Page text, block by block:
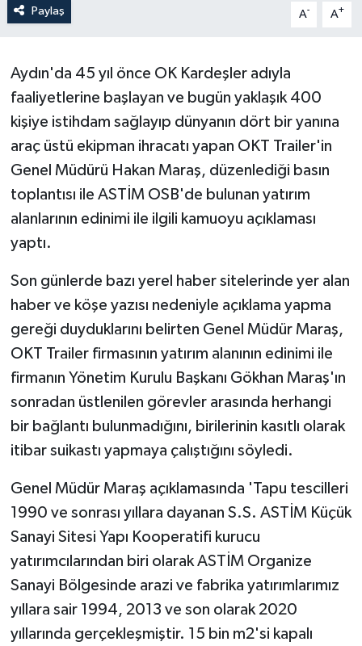
Paylaş A- A+
Aydın'da 45 yıl önce OK Kardeşler adıyla
faaliyetlerine başlayan ve bugün yaklaşık 400
kişiye istihdam sağlayıp dünyanın dört bir yanına
araç üstü ekipman ihracatı yapan OKT Trailer'in
Genel Müdürü Hakan Maraş, düzenlediği basın
toplantısı ile ASTİM OSB'de bulunan yatırım
alanlarının edinimi ile ilgili kamuoyu açıklaması
yaptı.
Son günlerde bazı yerel haber sitelerinde yer alan
haber ve köşe yazısı nedeniyle açıklama yapma
gereği duyduklarını belirten Genel Müdür Maraş,
OKT Trailer firmasının yatırım alanının edinimi ile
firmanın Yönetim Kurulu Başkanı Gökhan Maraş'ın
sonradan üstlenilen görevler arasında herhangi
bir bağlantı bulunmadığını, birilerinin kasıtlı olarak
itibar suikastı yapmaya çalıştığını söyledi.
Genel Müdür Maraş açıklamasında 'Tapu tescilleri
1990 ve sonrası yıllara dayanan S.S. ASTİM Küçük
Sanayi Sitesi Yapı Kooperatifi kurucu
yatırımcılarından biri olarak ASTİM Organize
Sanayi Bölgesinde arazi ve fabrika yatırımlarımız
yıllara sair 1994, 2013 ve son olarak 2020
yıllarında gerçekleşmiştir. 15 bin m2'si kapalı